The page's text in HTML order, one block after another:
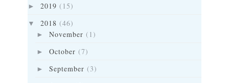
► 2019 (15)
▼ 2018 (46)
► November (1)
► October (7)
► September (3)